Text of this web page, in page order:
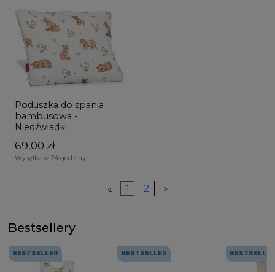
Poduszka do spania
bambusowa -
Niedźwiadki
69,00 zł
Wysyłka w 24 godziny
« 1 2 »
Bestsellery
BESTSELLER BESTSELLER BESTSELLER